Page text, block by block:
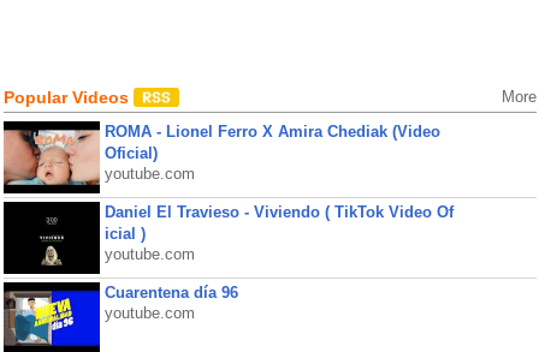
Popular Videos More
ROMA - Lionel Ferro X Amira Chediak (Video
Oficial)
youtube.com
Daniel El Travieso - Viviendo ( TikTok Video Of
icial )
youtube.com
Cuarentena día 96
youtube.com